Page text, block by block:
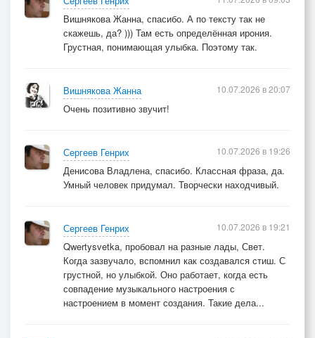
Вишнякова Жанна, спасибо. А по тексту так не
скажешь, да? ))) Там есть определённая ирония.
Грустная, понимающая улыбка. Поэтому так.
Вишнякова Жанна
Очень позитивно звучит!
10.07.2026 в 20:07
Сергеев Генрих
Денисова Владлена, спасибо. Классная фраза, да.
Умный человек придумал. Творчески находчивый.
10.07.2026 в 19:26
Сергеев Генрих
Qwertysvetka, пробовал на разные лады, Свет.
Когда зазвучало, вспомнил как создавался стиш. С
грустной, но улыбкой. Оно работает, когда есть
совпадение музыкального настроения с
настроением в момент создания. Такие дела...
10.07.2026 в 19:21